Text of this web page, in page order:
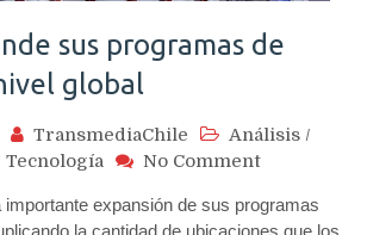
sus programas de
global
TransmediaChile Análisis /
Tecnología No Commenton
expande
expansión de sus programas
la cantidad de ubicaciones que los